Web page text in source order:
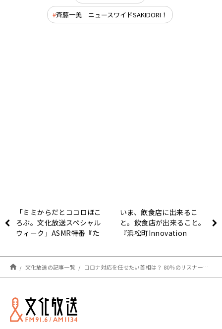
斉藤一美 ニュースワイドSAKIDORI！
「ミミからだとココロほこ
ろぶ。文化放送スペシャル
ウィーク」ASMR特番『た
送決定
いま、飲食店に出来るこ
と。飲食店が出来ること。
『浜松町Innovation
文化放送の記事一覧 コロナ対応を任せたい首相は？ 80％のリスナーが「他の方がよい」文化放送で緊急アンケートを実施